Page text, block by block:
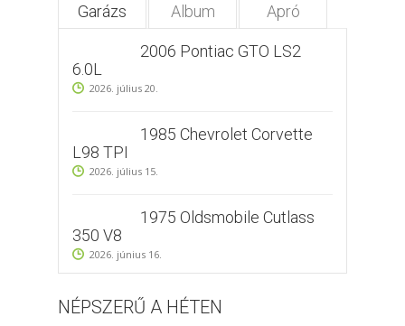
Garázs Album Apró
2006 Pontiac GTO LS2
6.0L
2026. július 20.
1985 Chevrolet Corvette
L98 TPI
2026. július 15.
1975 Oldsmobile Cutlass
350 V8
2026. június 16.
NÉPSZERŰ A HÉTEN